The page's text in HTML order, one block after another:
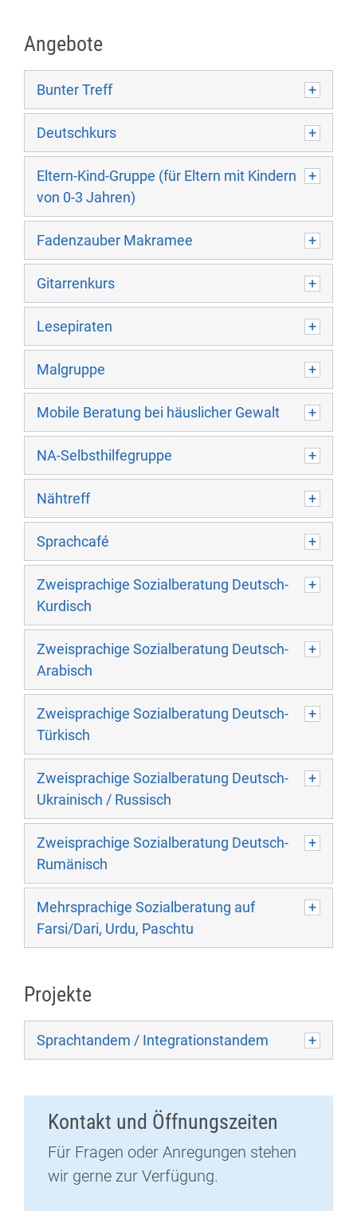
Angebote
Bunter Treff
Deutschkurs
Eltern-Kind-Gruppe (für Eltern mit Kindern
von 0-3 Jahren)
Fadenzauber Makramee
Gitarrenkurs
Lesepiraten
Malgruppe
Mobile Beratung bei häuslicher Gewalt
NA-Selbsthilfegruppe
Nähtreff
Sprachcafé
Zweisprachige Sozialberatung Deutsch-
Kurdisch
Zweisprachige Sozialberatung Deutsch-
Arabisch
Zweisprachige Sozialberatung Deutsch-
Türkisch
Zweisprachige Sozialberatung Deutsch-
Ukrainisch / Russisch
Zweisprachige Sozialberatung Deutsch-
Rumänisch
Mehrsprachige Sozialberatung auf
Farsi/Dari, Urdu, Paschtu
Projekte
Sprachtandem / Integrationstandem
Kontakt und Öffnungszeiten
Für Fragen oder Anregungen stehen
wir gerne zur Verfügung.